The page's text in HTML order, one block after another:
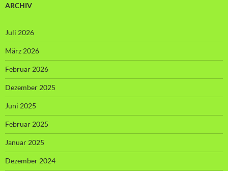
ARCHIV
Juli 2026
März 2026
Februar 2026
Dezember 2025
Juni 2025
Februar 2025
Januar 2025
Dezember 2024